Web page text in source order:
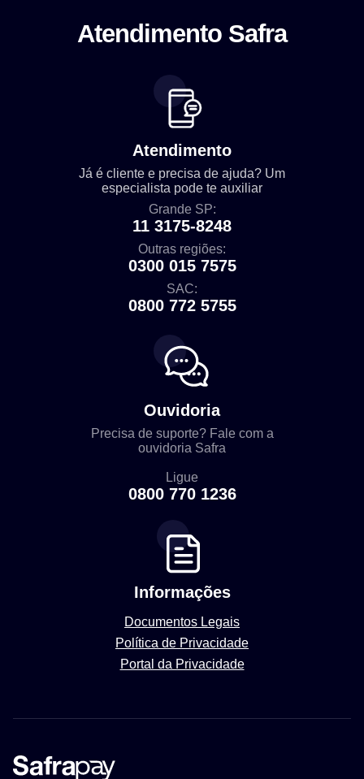
Atendimento Safra
Atendimento
Já é cliente e precisa de ajuda? Um
especialista pode te auxiliar
Grande SP:
11 3175-8248
Outras regiões:
0300 015 7575
SAC:
0800 772 5755
Ouvidoria
Precisa de suporte? Fale com a
ouvidoria Safra
Ligue
0800 770 1236
Informações
Documentos Legais
Política de Privacidade
Portal da Privacidade